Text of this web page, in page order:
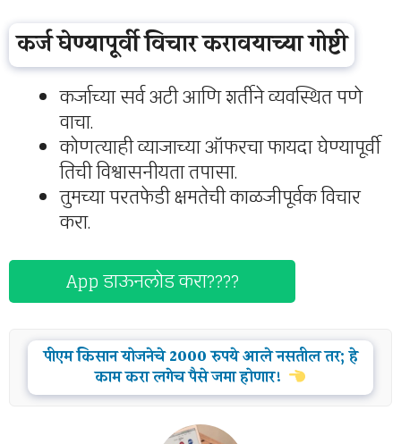
कर्ज घेण्यापूर्वी विचार करावयाच्या गोष्टी
कर्जाच्या सर्व अटी आणि शर्तीने व्यवस्थित पणे
वाचा.
कोणत्याही व्याजाच्या ऑफरचा फायदा घेण्यापूर्वी
तिची विश्वासनीयता तपासा.
तुमच्या परतफेडी क्षमतेची काळजीपूर्वक विचार
करा.
App डाऊनलोड करा????
पीएम किसान योजनेचे 2000 रुपये आले नसतील तर; हे
काम करा लगेच पैसे जमा होणार!